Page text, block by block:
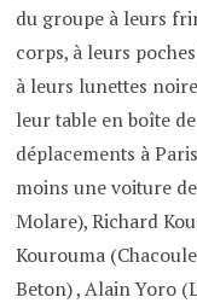
du groupe à leurs
corps, à leurs
à leurs lunettes
leur table en boîte
déplacements à
moins une voiture
Molare), Richard
Kourouma
Beton) , Alain Yoro